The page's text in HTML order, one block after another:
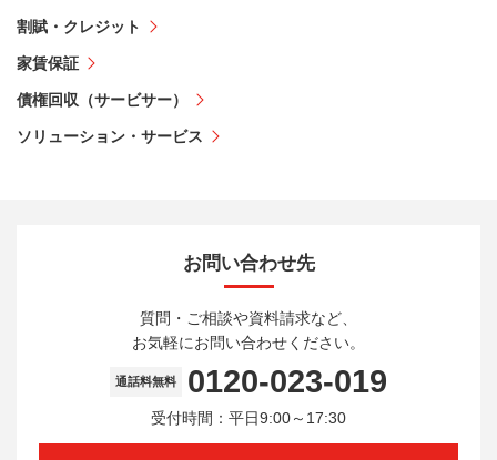
割賦・クレジット
家賃保証
債権回収（サービサー）
ソリューション・サービス
お問い合わせ先
質問・ご相談や資料請求など、
お気軽にお問い合わせください。
通話料無料 0120-023-019
受付時間：平日9:00～17:30